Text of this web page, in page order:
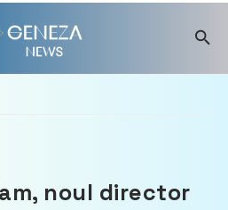
noul director